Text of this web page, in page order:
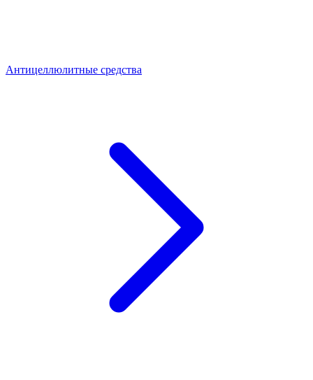
Антицеллюлитные средства